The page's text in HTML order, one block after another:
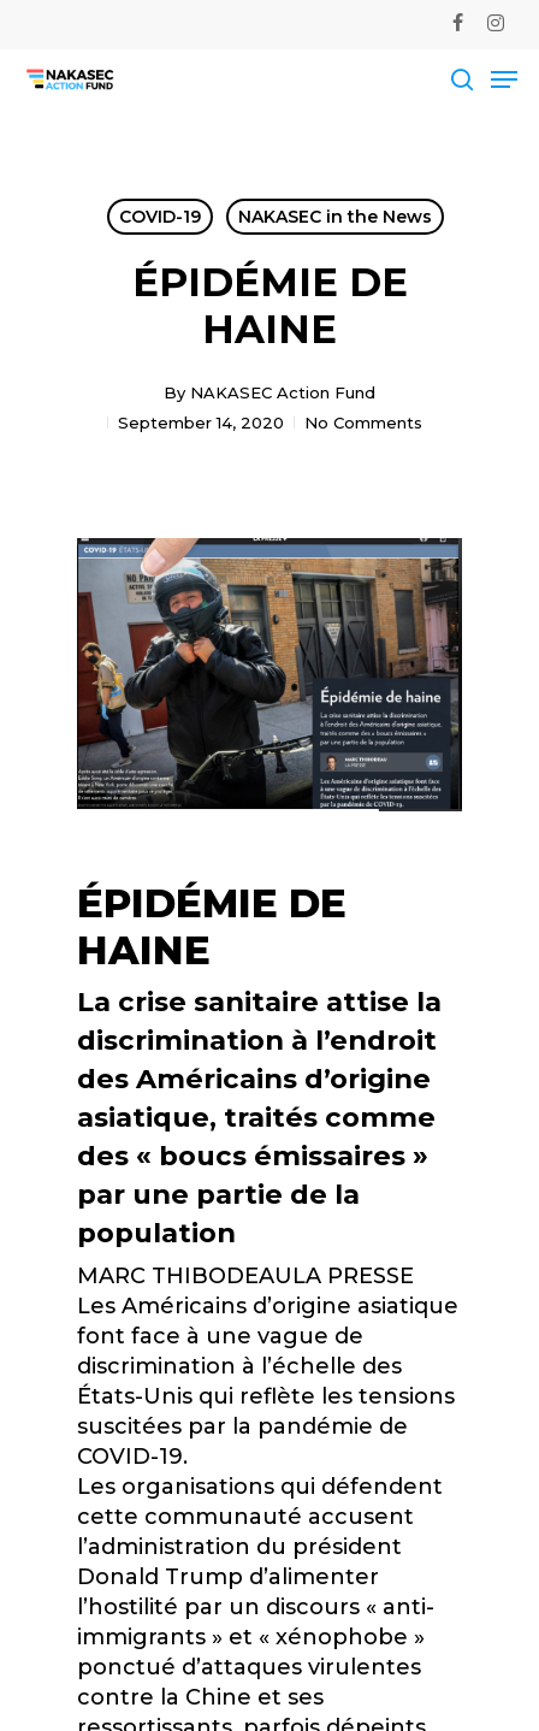
main
facebook
COVID-19 NAKASEC in the News
ÉPIDÉMIE DE
HAINE
By NAKASEC Action Fund
September 14, 2020
No Comments
ÉPIDÉMIE DE
HAINE
La crise sanitaire attise la
discrimination à l’endroit
des Américains d’origine
asiatique, traités comme
des « boucs émissaires »
par une partie de la
population
MARC THIBODEAULA PRESSE
Les Américains d’origine asiatique
font face à une vague de
discrimination à l’échelle des
États-Unis qui reflète les tensions
suscitées par la pandémie de
COVID-19.
Les organisations qui défendent
cette communauté accusent
l’administration du président
Donald Trump d’alimenter
l’hostilité par un discours « anti-
immigrants » et « xénophobe »
ponctué d’attaques virulentes
contre la Chine et ses
Close